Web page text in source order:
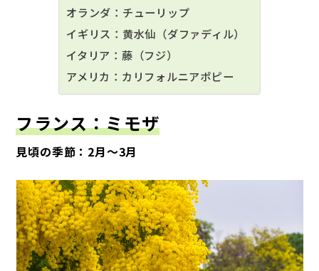
オランダ：チューリップ
イギリス：黄水仙（ダファディル）
イタリア：藤（フジ）
アメリカ：カリフォルニアポピー
フランス：ミモザ
見頃の季節：2月～3月